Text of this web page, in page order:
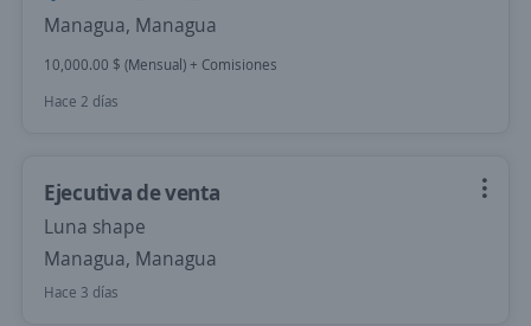
Managua, Managua
10,000.00 $ (Mensual) + Comisiones
Hace 2 días
Ejecutiva de venta
Luna shape
Managua, Managua
Hace 3 días